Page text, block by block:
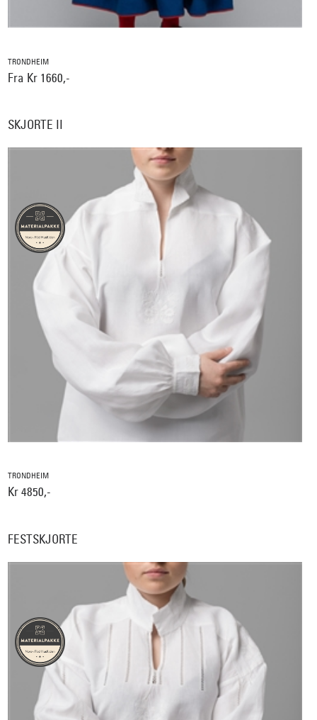
TRONDHEIM
Fra Kr 1660,-
SKJORTE II
TRONDHEIM
Kr 4850,-
FESTSKJORTE